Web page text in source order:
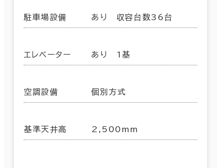
駐車場設備 あり 収容台数36台
エレベーター あり 1基
空調設備 個別方式
基準天井高 2,500mm